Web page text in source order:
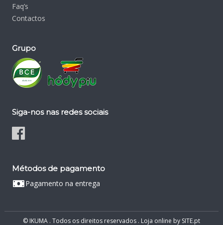
Faq’s
Contactos
Grupo
Siga-nos nas redes sociais
Métodos de pagamento
Pagamento na entrega
© IKUMA . Todos os direitos reservados . Loja online by SITE.pt